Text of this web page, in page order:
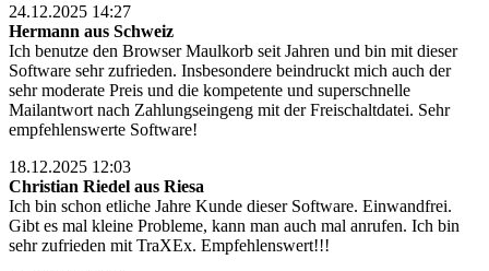
24.12.2025 14:27
Hermann aus Schweiz
Ich benutze den Browser Maulkorb seit Jahren und bin mit dieser
Software sehr zufrieden. Insbesondere beindruckt mich auch der
sehr moderate Preis und die kompetente und superschnelle
Mailantwort nach Zahlungseingeng mit der Freischaltdatei. Sehr
empfehlenswerte Software!
18.12.2025 12:03
Christian Riedel aus Riesa
Ich bin schon etliche Jahre Kunde dieser Software. Einwandfrei.
Gibt es mal kleine Probleme, kann man auch mal anrufen. Ich bin
sehr zufrieden mit TraXEx. Empfehlenswert!!!